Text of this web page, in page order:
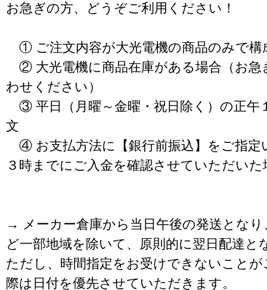
お急ぎの方、どうぞご利用ください！
① ご注文内容が大光電機の商品のみで構
② 大光電機に商品在庫がある場合（お急
わせください）
③ 平日（月曜～金曜・祝日除く）の正午
文
④ お支払方法に【銀行前振込】をご指定
３時までにご入金を確認させていただいた
→ メーカー倉庫から当日午後の発送となり
ど一部地域を除いて、原則的に翌日配達と
ただし、時間指定をお受けできないこと
際は日付を優先させていただきます。